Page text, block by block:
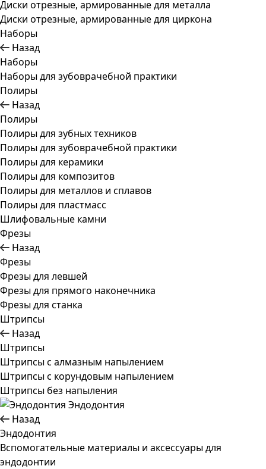
Диски отрезные, армированные для металла
Диски отрезные, армированные для циркона
Наборы
Назад
Наборы
Наборы для зубоврачебной практики
Полиры
Назад
Полиры
Полиры для зубных техников
Полиры для зубоврачебной практики
Полиры для керамики
Полиры для композитов
Полиры для металлов и сплавов
Полиры для пластмасс
Шлифовальные камни
Фрезы
Назад
Фрезы
Фрезы для левшей
Фрезы для прямого наконечника
Фрезы для станка
Штрипсы
Назад
Штрипсы
Штрипсы c алмазным напылением
Штрипсы c корундовым напылением
Штрипсы без напыления
Эндодонтия
Назад
Эндодонтия
Вспомогательные материалы и аксессуары для
эндодонтии